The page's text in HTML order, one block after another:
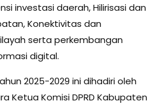
investasi daerah, Hilirisasi dan
Konektivitas dan
serta perkembangan
digital.
2025-2029 ini dihadiri oleh
Ketua Komisi DPRD Kabupaten